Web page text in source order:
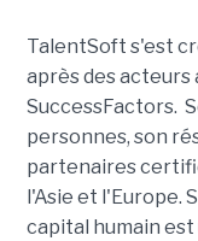
TalentSoft s'est
après des acteurs
SuccessFactors.
personnes, son
partenaires
l'Asie et l'Europe.
capital humain